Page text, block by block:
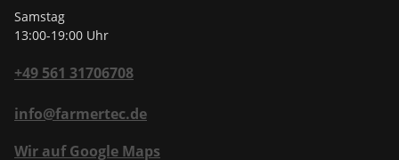
Samstag
13:00-19:00 Uhr
+49 561 31706708
info@farmertec.de
Wir auf Google Maps